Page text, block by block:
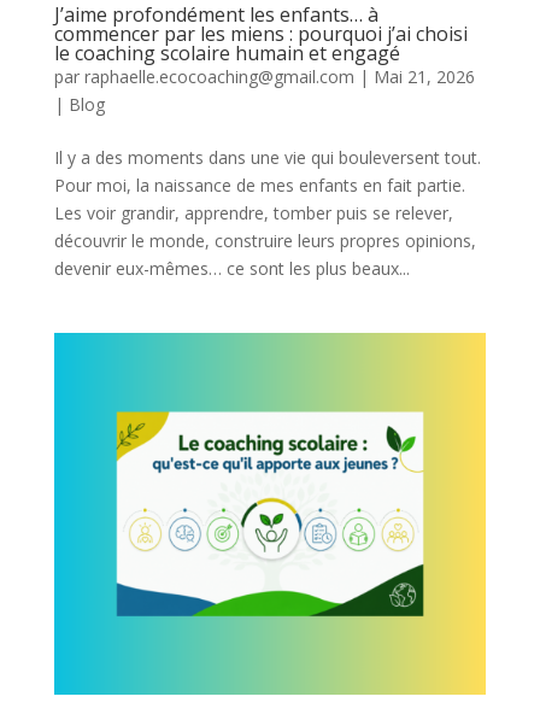
J’aime profondément les enfants… à
commencer par les miens : pourquoi j’ai choisi
le coaching scolaire humain et engagé
par raphaelle.ecocoaching@gmail.com | Mai 21, 2026
| Blog
Il y a des moments dans une vie qui bouleversent tout.
Pour moi, la naissance de mes enfants en fait partie.
Les voir grandir, apprendre, tomber puis se relever,
découvrir le monde, construire leurs propres opinions,
devenir eux-mêmes… ce sont les plus beaux...